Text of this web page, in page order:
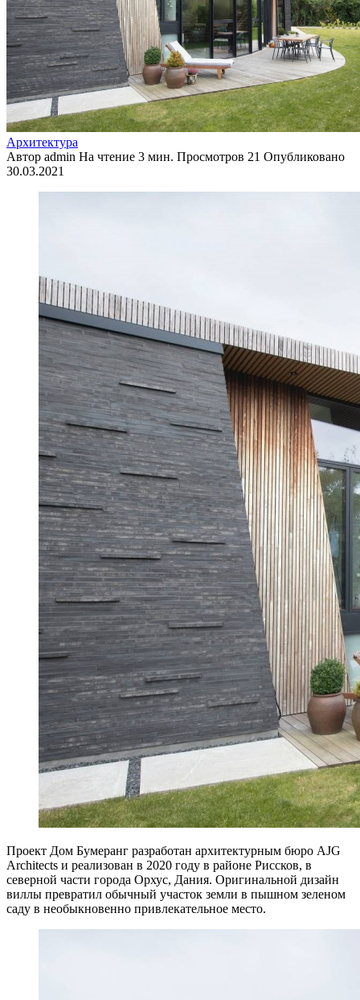
Архитектура
Автор admin На чтение 3 мин. Просмотров 21 Опубликовано
30.03.2021
Проект Дом Бумеранг разработан архитектурным бюро AJG
Architects и реализован в 2020 году в районе Риссков, в
северной части города Орхус, Дания. Оригинальной дизайн
виллы превратил обычный участок земли в пышном зеленом
саду в необыкновенно привлекательное место.